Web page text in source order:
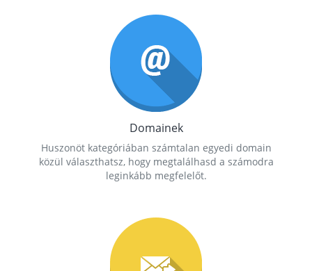
Domainek
Huszonöt kategóriában számtalan egyedi domain
közül választhatsz, hogy megtalálhasd a számodra
leginkább megfelelőt.